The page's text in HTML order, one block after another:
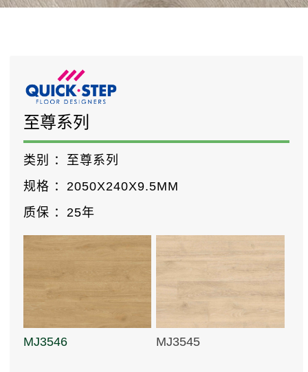
至尊系列
类别 ： 至尊系列
规格 ： 2050X240X9.5MM
质保 ： 25年
MJ3546 MJ3545